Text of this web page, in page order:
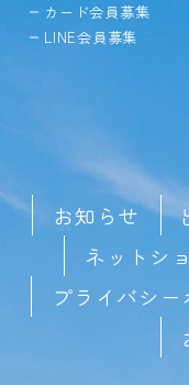
カード会員募集
LINE会員募集
お知らせ
ネットシ
プライバシー